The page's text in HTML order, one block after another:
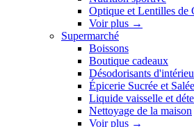
Optique et Lentilles de
Voir plus →
Supermarché
Boissons
Boutique cadeaux
Désodorisants
Épicerie Sucrée et Salée
Liquide vaisselle et
Nettoyage de la maison
Voir plus →